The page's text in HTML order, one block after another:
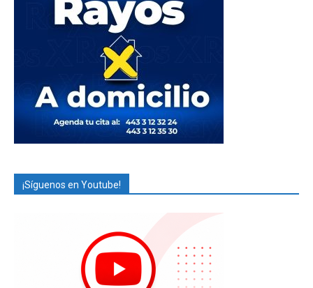
¡Síguenos en Youtube!